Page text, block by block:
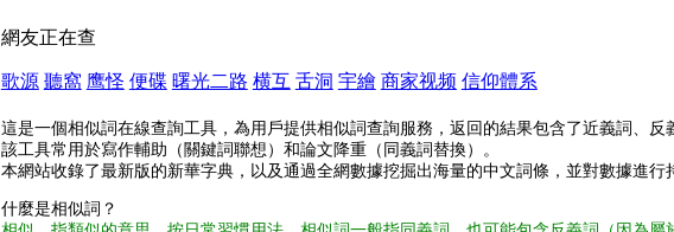
網友正在查
歌源 聽窩 鹰怪 便碟 曙光二路 横互 舌洞 宇繪 商家视频 信仰體系
這是一個相似詞在線查詢工具，為用戶提供相似詞查詢服務，返回的結果包含了近義詞、反
該工具常用於寫作輔助（關鍵詞聯想）和論文降重（同義詞替換）。
本網站收錄了最新版的新華字典，以及通過全網數據挖掘出海量的中文詞條，並對數據進行
什麼是相似詞？